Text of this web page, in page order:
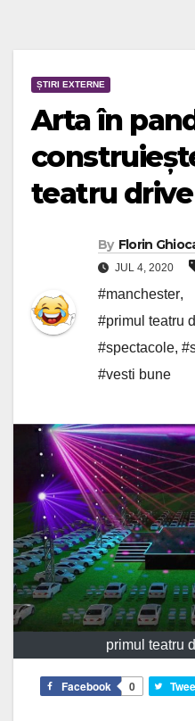
ȘTIRI EXTERNE
Arta în
teatru
By Florin
JUL 4, 2020
#manchester,
#primul teatru
#spectacole,
#vesti bune
primul teatru
Facebook 0